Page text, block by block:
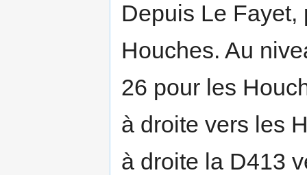
Depuis Le
Houches. Au
26 pour les
à droite vers les
à droite la D413